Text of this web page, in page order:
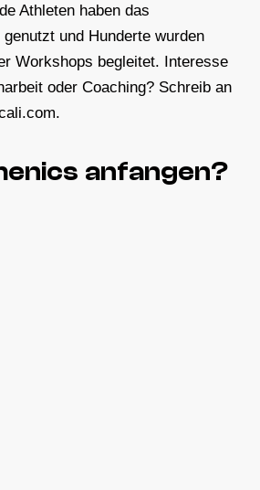
Athleten haben das
und Hunderte wurden
Workshops begleitet. Interesse
oder Coaching? Schreib an
anfangen?